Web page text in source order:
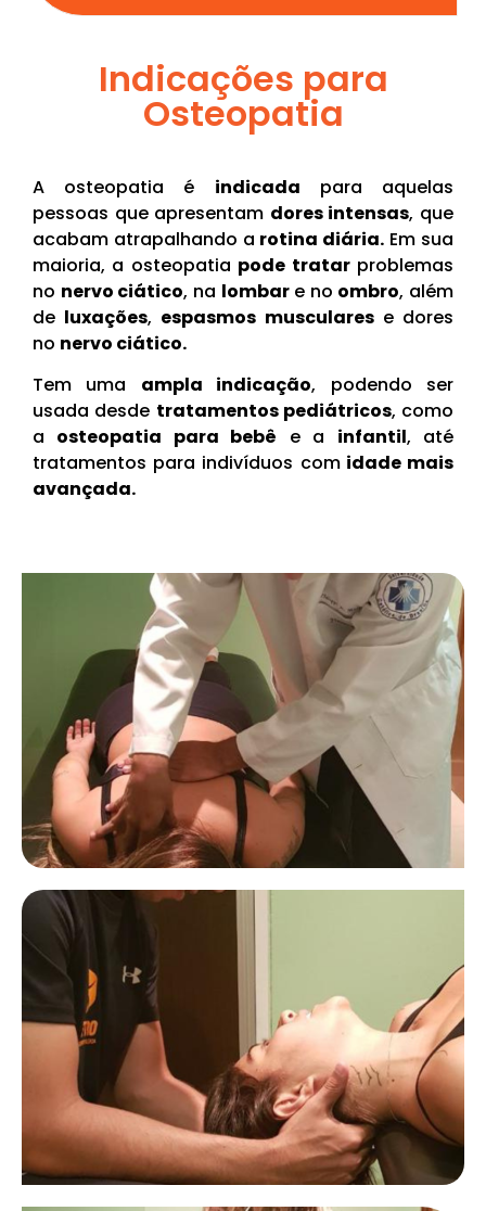
Indicações para
Osteopatia
A osteopatia é indicada para aquelas
pessoas que apresentam dores intensas, que
acabam atrapalhando a rotina diária. Em sua
maioria, a osteopatia pode tratarproblemas
no nervo ciático, na lombare no ombro, além
de luxações, espasmos musculares e dores
no nervo ciático.
Tem uma ampla indicação, podendo ser
usada desde tratamentos pediátricos, como
a osteopatia para bebê e a infantil, até
tratamentos para indivíduos comidade mais
avançada.